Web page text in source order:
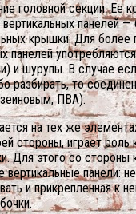
головной секции. Ее
панелей —
крышки. Для более
панелей
и шурупы. В случае
разбирать, то
ПВА).
на тех же
стороны, играет
Для этого со стороны
панели:
и прикрепленная к